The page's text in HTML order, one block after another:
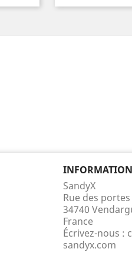
SandyX
Rue des
34740
France
Écrivez-nous :
sandyx.com